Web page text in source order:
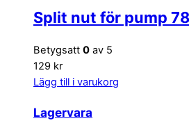
Split nut för pump
Betygsatt 0 av 5
129 kr
Lägg till i varukorg
Lagervara